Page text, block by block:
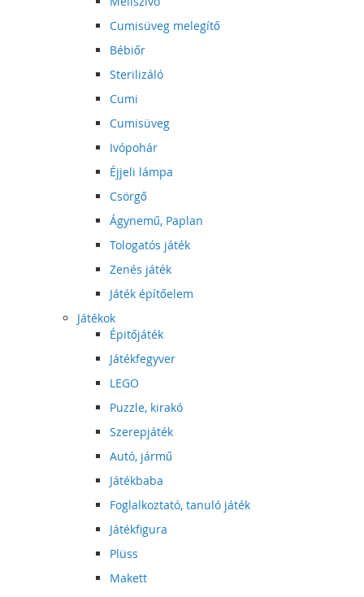
Cumisüveg melegítő
Bébiőr
Sterilizáló
Cumi
Cumisüveg
Ivópohár
Éjjeli lámpa
Csörgő
Ágynemű, Paplan
Tologatós játék
Zenés játék
Játék építőelem
Játékok
Épitőjáték
Játékfegyver
LEGO
Puzzle, kirakó
Szerepjáték
Autó, jármű
Játékbaba
Foglalkoztató, tanuló játék
Játékfigura
Plüss
Makett